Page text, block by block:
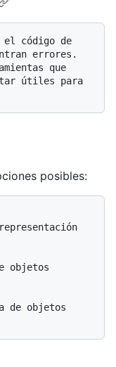
errores.
que
útiles para
posibles: